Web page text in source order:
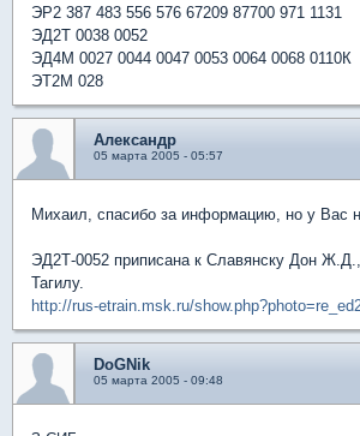
ЭР2 387 483 556 576 67209 87700 971 1131
ЭД2Т 0038 0052
ЭД4М 0027 0044 0047 0053 0064 0068 0110К
ЭТ2М 028
Александр
05 марта 2005 - 05:57
Михаил, спасибо за информацию, но у Вас
ЭД2Т-0052 приписана к Славянску Дон
Тагилу.
http://rus-etrain.msk.ru/
DoGNik
05 марта 2005 - 09:48